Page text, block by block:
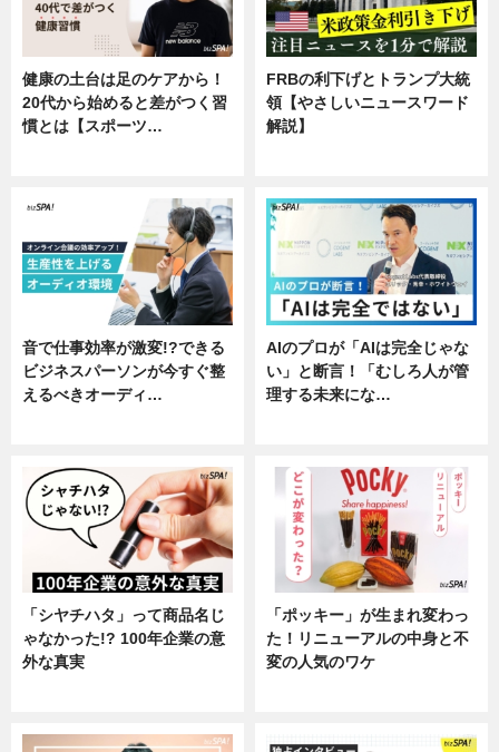
健康の土台は足のケアから！
20代から始めると差がつく習
慣とは【スポーツ…
FRBの利下げとトランプ大統
領【やさしいニュースワード
解説】
音で仕事効率が激変!?できる
ビジネスパーソンが今すぐ整
えるべきオーディ…
AIのプロが「AIは完全じゃな
い」と断言！「むしろ人が管
理する未来にな…
「シヤチハタ」って商品名じ
ゃなかった!? 100年企業の意
外な真実
「ポッキー」が生まれ変わっ
た！リニューアルの中身と不
変の人気のワケ